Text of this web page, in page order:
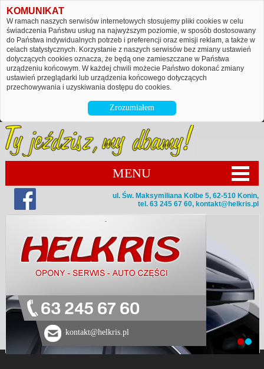
KOMUNIKAT
W ramach naszych serwisów internetowych stosujemy pliki cookies w celu
świadczenia Państwu usług na najwyższym poziomie, w sposób dostosowany
do Państwa indywidualnych potrzeb i preferencji oraz emisji reklam, a także w
celach statystycznych. Korzystanie z naszych serwisów bez zmiany ustawień
dotyczących cookies oznacza, że będą one zamieszczane w Państwa
urządzeniu końcowym. W każdej chwili możecie Państwo dokonać zmiany
ustawień przeglądarki lub urządzenia końcowego dotyczących
przechowywania i uzyskiwania dostępu do cookies.
Zrozumiałem
MENU
ul. Św. Maksymiliana Kolbe 5, 62-510 Konin,
tel. 63 245 67 60, kontakt@helkris.pl
63 245 67 60
kontakt@helkris.pl